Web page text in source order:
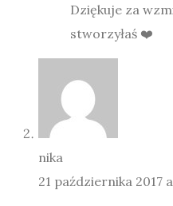
Dziękuje za
stworzyłaś ❤️
nika
21 października 2017